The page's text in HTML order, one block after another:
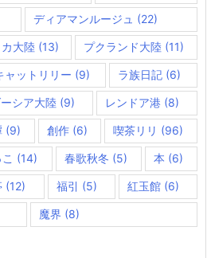
ディアマンルージュ (22)
カ大陸(13) プクランド大陸 (11)
ャットリリー (9) ラ族日記 (6)
シア大陸 (9) レンドア港 (8)
(9) 創作(6) 喫茶リリ (96)
(14) 春歌秋冬 (5) 本 (6)
(12) 福引 (5) 紅玉館(6)
魔界 (8)